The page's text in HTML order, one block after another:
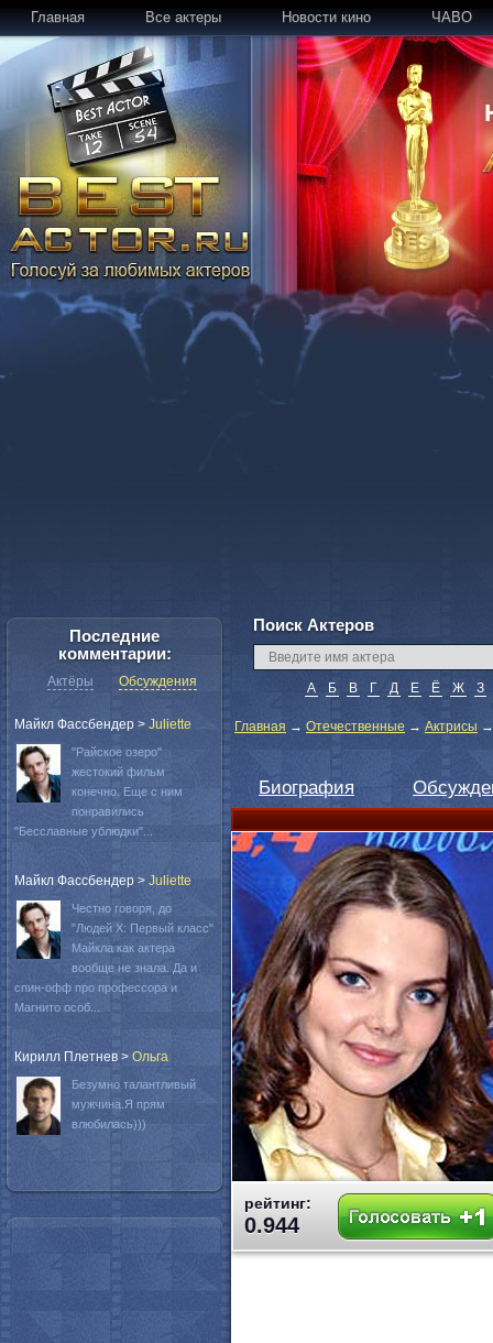
Главная Все актеры Новости кино ЧАВО
Поиск Актеров
А Б В Г Д Е Ё Ж З
Главная → Отечественные → Актрисы
Биография
рейтинг:
0.944
Последние
комментарии:
Актёры Обсуждения
Майкл Фассбендер > Juliette
"Райское озеро"
жестокий фильм
конечно. Еще с ним
понравились
"Бесславные ублюдки"...
Майкл Фассбендер > Juliette
Честно говоря, до
"Людей Х: Первый класс"
Майкла как актера
вообще не знала. Да и
спин-офф про профессора и
Магнито особ...
Кирилл Плетнев > Oльга
Безумно талантливый
мужчина.Я прям
влюбилась)))